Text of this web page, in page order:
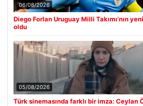
06/08/2026
Diego Forlan Uruguay Milli Takımı’nın
oldu
05/08/2026
Türk sinemasında farklı bir imza: Ceylan